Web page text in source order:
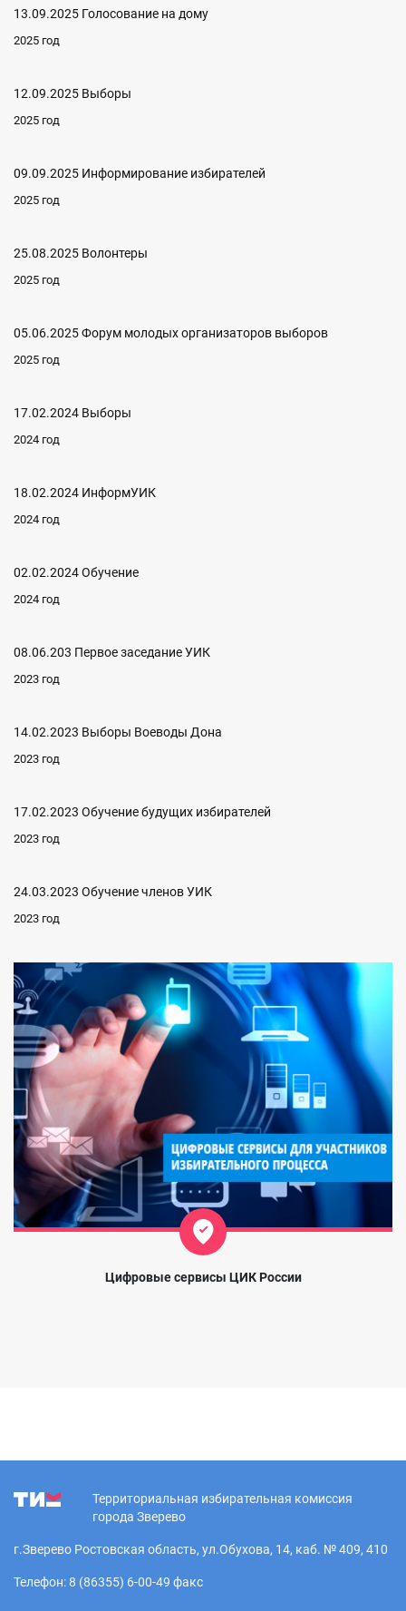
13.09.2025 Голосование на дому
2025 год
12.09.2025 Выборы
2025 год
09.09.2025 Информирование избирателей
2025 год
25.08.2025 Волонтеры
2025 год
05.06.2025 Форум молодых организаторов выборов
2025 год
17.02.2024 Выборы
2024 год
18.02.2024 ИнформУИК
2024 год
02.02.2024 Обучение
2024 год
08.06.203 Первое заседание УИК
2023 год
14.02.2023 Выборы Воеводы Дона
2023 год
17.02.2023 Обучение будущих избирателей
2023 год
24.03.2023 Обучение членов УИК
2023 год
Цифровые сервисы ЦИК России
Территориальная избирательная комиссия
города Зверево
г.Зверево Ростовская область, ул.Обухова, 14, каб. № 409, 410
Телефон: 8 (86355) 6-00-49 факс